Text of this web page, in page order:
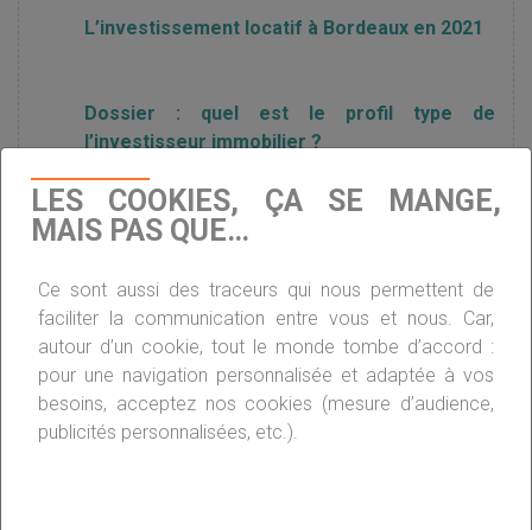
L’investissement locatif à Bordeaux en 2021
Dossier : quel est le profil type de
l’investisseur immobilier ?
Génération Y : ils restent locataires, mais
Immobilier locatif : pourquoi faire appel à une
agence ?
LES COOKIES, ÇA SE MANGE,
MAIS PAS QUE…
Ce sont aussi des traceurs qui nous permettent de
faciliter la communication entre vous et nous. Car,
autour d’un cookie, tout le monde tombe d’accord :
pour une navigation personnalisée et adaptée à vos
besoins, acceptez nos cookies (mesure d’audience,
publicités personnalisées, etc.).